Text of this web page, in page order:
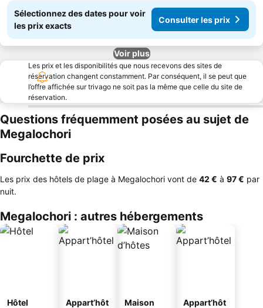
Sélectionnez des dates pour voir
les prix exacts
Consulter les prix
Voir plus
Les prix et les disponibilités que nous recevons des sites de
réservation changent constamment. Par conséquent, il se peut que
l’offre affichée sur trivago ne soit pas la même que celle du site de
réservation.
Questions fréquemment posées au sujet de
Megalochori
Fourchette de prix
Les prix des hôtels de plage à Megalochori vont de ‎42 € à ‎97 € par
nuit.
Megalochori : autres hébergements
Hôtel
Appart’hôt
Maison
Appart’hôt